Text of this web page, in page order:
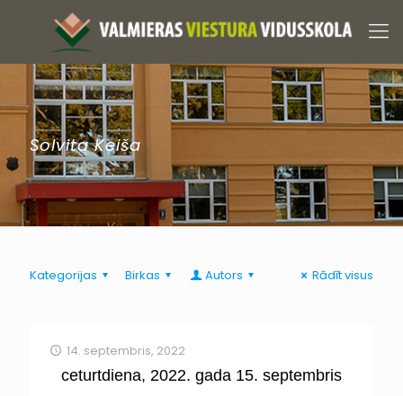
Solvita Keiša
Kategorijas Birkas Autors Rādīt visus
14. septembris, 2022
ceturtdiena, 2022. gada 15. septembris